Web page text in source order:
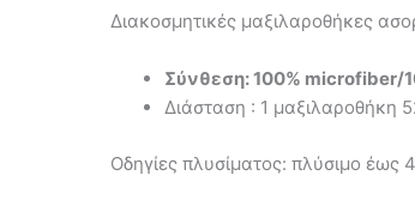
Διακοσμητικές μαξιλαροθήκες
Σύνθεση: 100% microfiber/
Διάσταση : 1 μαξιλαροθήκη
Οδηγίες πλυσίματος: πλύσιμο έως